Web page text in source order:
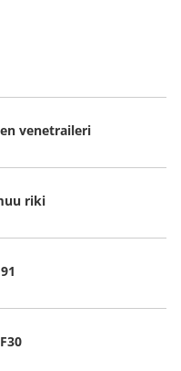
venetraileri
riki